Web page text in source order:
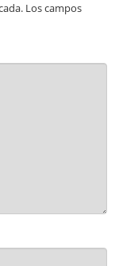
Los campos